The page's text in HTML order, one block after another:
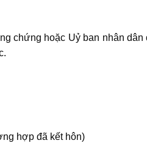
chứng hoặc Uỷ ban nhân
hợp đã kết hôn)